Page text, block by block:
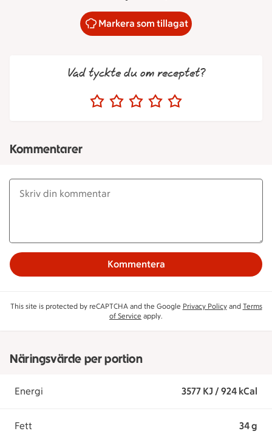
Markera som tillagat
Vad tyckte du om receptet?
Kommentarer
Kommentera
This site is protected by reCAPTCHA and the Google Privacy Policyand Terms
of Service apply.
Näringsvärde per portion
Energi 3577 KJ / 924 kCal
Fett 34 g